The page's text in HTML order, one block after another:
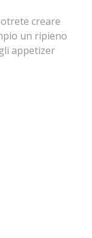
creare
un ripieno
appetizer